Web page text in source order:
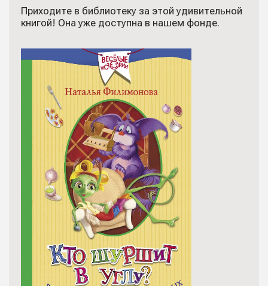
Приходите в библиотеку за этой удивительной
книгой! Она уже доступна в нашем фонде.